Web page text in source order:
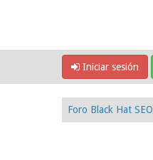
Iniciar sesión
Foro Black Hat SEO